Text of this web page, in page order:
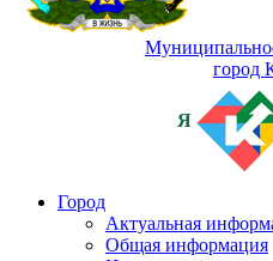
город
Я
Город
Актуальная
Общая информация